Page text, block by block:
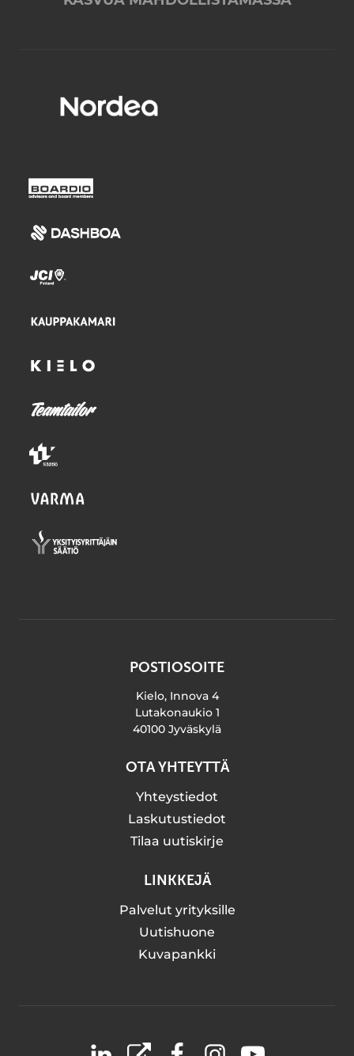
POSTIOSOITE
Kielo, Innova 4
Lutakonaukio 1
40100 Jyväskylä
OTA YHTEYTTÄ
Yhteystiedot
Laskutustiedot
Tilaa uutiskirje
LINKKEJÄ
Palvelut yrityksille
Uutishuone
Kuvapankki
LinkedIn
X FacebookInstagramYouTube